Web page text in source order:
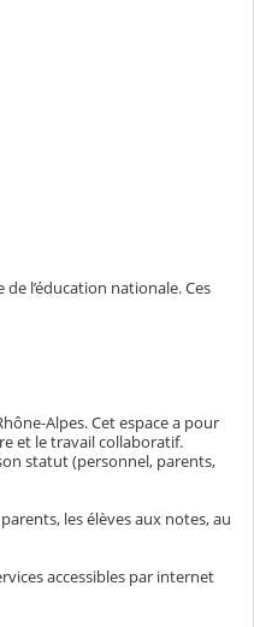
l’éducation nationale. Ces
Alpes. Cet espace a pour
et le travail collaboratif.
statut (personnel, parents,
les élèves aux notes, au
accessibles par internet